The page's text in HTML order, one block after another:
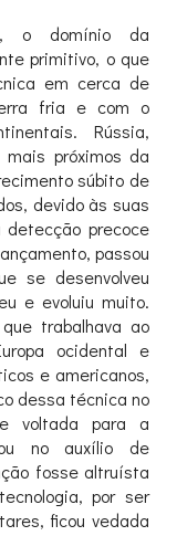
o domínio da
primitivo, o que
em cerca de
fria e com o
Rússia,
próximos da
súbito de
devido às suas
precoce
passou
se desenvolveu
e evoluiu muito.
trabalhava ao
ocidental e
e americanos,
dessa técnica no
voltada para a
no auxílio de
fosse altruísta
por ser
ficou vedada